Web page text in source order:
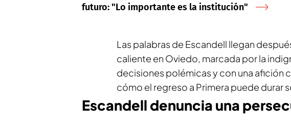
futuro: "Lo importante es la institución"
Las palabras de Escandell llegan
caliente en Oviedo, marcada por la
decisiones polémicas y con una afición
cómo el regreso a Primera puede durar
Escandell denuncia una